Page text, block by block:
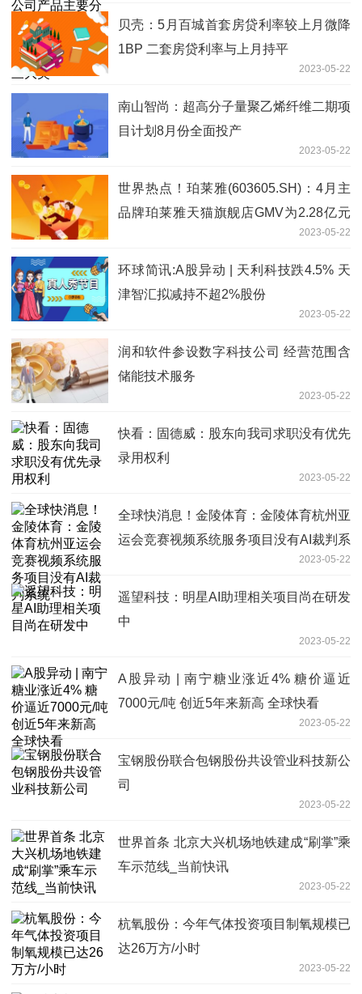
三大类
贝壳：5月百城首套房贷利率较上月微降
1BP 二套房贷利率与上月持平
2023-05-22
南山智尚：超高分子量聚乙烯纤维二期项
目计划8月份全面投产
2023-05-22
世界热点！珀莱雅(603605.SH)：4月主
品牌珀莱雅天猫旗舰店GMV为2.28亿元
2023-05-22
环球简讯:A股异动 | 天利科技跌4.5% 天
津智汇拟减持不超2%股份
2023-05-22
润和软件参设数字科技公司 经营范围含
储能技术服务
2023-05-22
快看：固德威：股东向我司求职没有优先
录用权利
2023-05-22
全球快消息！金陵体育：金陵体育杭州亚
运会竞赛视频系统服务项目没有AI裁判系
2023-05-22
遥望科技：明星AI助理相关项目尚在研发
中
2023-05-22
A股异动 | 南宁糖业涨近4% 糖价逼近
7000元/吨 创近5年来新高 全球快看
2023-05-22
宝钢股份联合包钢股份共设管业科技新公
司
2023-05-22
世界首条 北京大兴机场地铁建成“刷掌”乘
车示范线_当前快讯
2023-05-22
杭氧股份：今年气体投资项目制氧规模已
达26万方/小时
2023-05-22